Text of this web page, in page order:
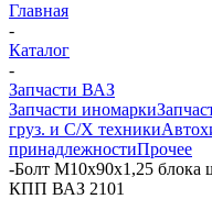
Главная
-
Каталог
-
Запчасти ВАЗ
Запчасти иномарки
груз. и С/Х техники
принадлежностиПрочее
-Болт М10х90х1,25 блока
КПП ВАЗ 2101